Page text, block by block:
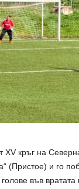
ХV кръг на
(Пристое) и го
във